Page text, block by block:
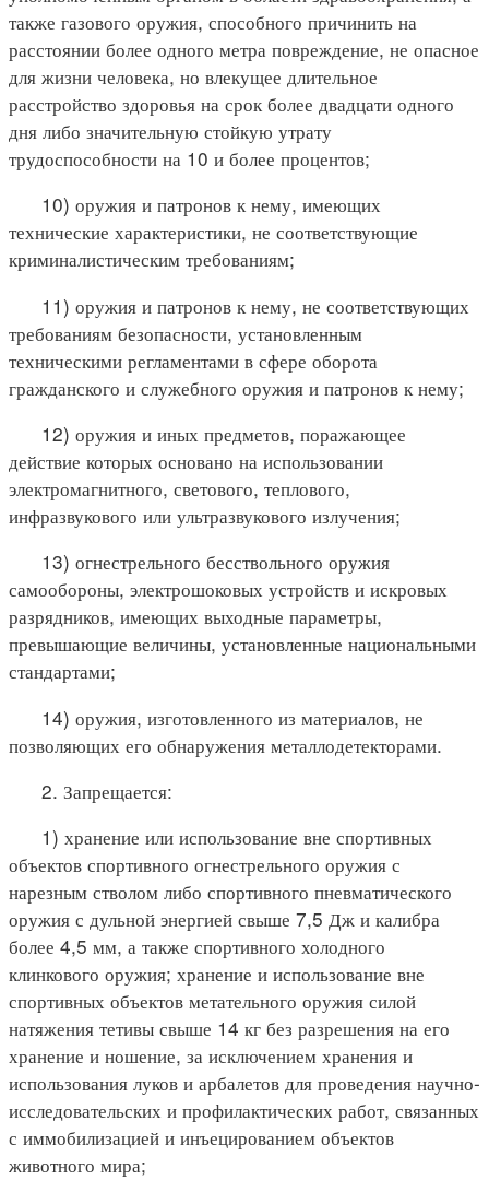
также газового оружия, способного причинить на
расстоянии более одного метра повреждение, не опасное
для жизни человека, но влекущее длительное
расстройство здоровья на срок более двадцати одного
дня либо значительную стойкую утрату
трудоспособности на 10 и более процентов;
10) оружия и патронов к нему, имеющих
технические характеристики, не соответствующие
криминалистическим требованиям;
11) оружия и патронов к нему, не соответствующих
требованиям безопасности, установленным
техническими регламентами в сфере оборота
гражданского и служебного оружия и патронов к нему;
12) оружия и иных предметов, поражающее
действие которых основано на использовании
электромагнитного, светового, теплового,
инфразвукового или ультразвукового излучения;
13) огнестрельного бесствольного оружия
самообороны, электрошоковых устройств и искровых
разрядников, имеющих выходные параметры,
превышающие величины, установленные национальными
стандартами;
14) оружия, изготовленного из материалов, не
позволяющих его обнаружения металлодетекторами.
2. Запрещается:
1) хранение или использование вне спортивных
объектов спортивного огнестрельного оружия с
нарезным стволом либо спортивного пневматического
оружия с дульной энергией свыше 7,5 Дж и калибра
более 4,5 мм, а также спортивного холодного
клинкового оружия; хранение и использование вне
спортивных объектов метательного оружия силой
натяжения тетивы свыше 14 кг без разрешения на его
хранение и ношение, за исключением хранения и
использования луков и арбалетов для проведения научно-
исследовательских и профилактических работ, связанных
с иммобилизацией и инъецированием объектов
животного мира;